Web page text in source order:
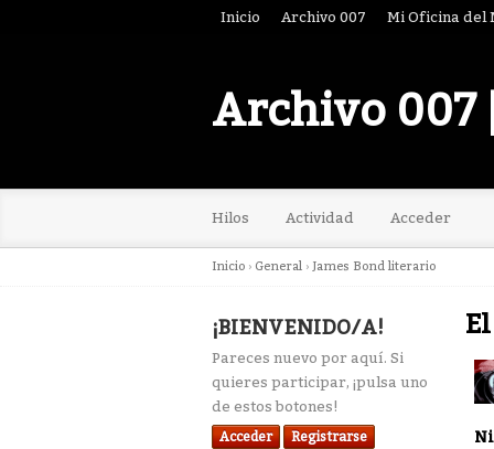
Inicio Archivo 007 Mi Oficina del
Archivo 007
Hilos Actividad Acceder
Inicio › General › James Bond literario
¡BIENVENIDO/A!
Pareces nuevo por aquí. Si
quieres participar, ¡pulsa uno
de estos botones!
Acceder Registrarse